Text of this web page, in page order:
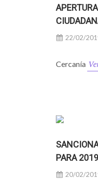
22/02/
Cercanía
PARA 2019
20/02/